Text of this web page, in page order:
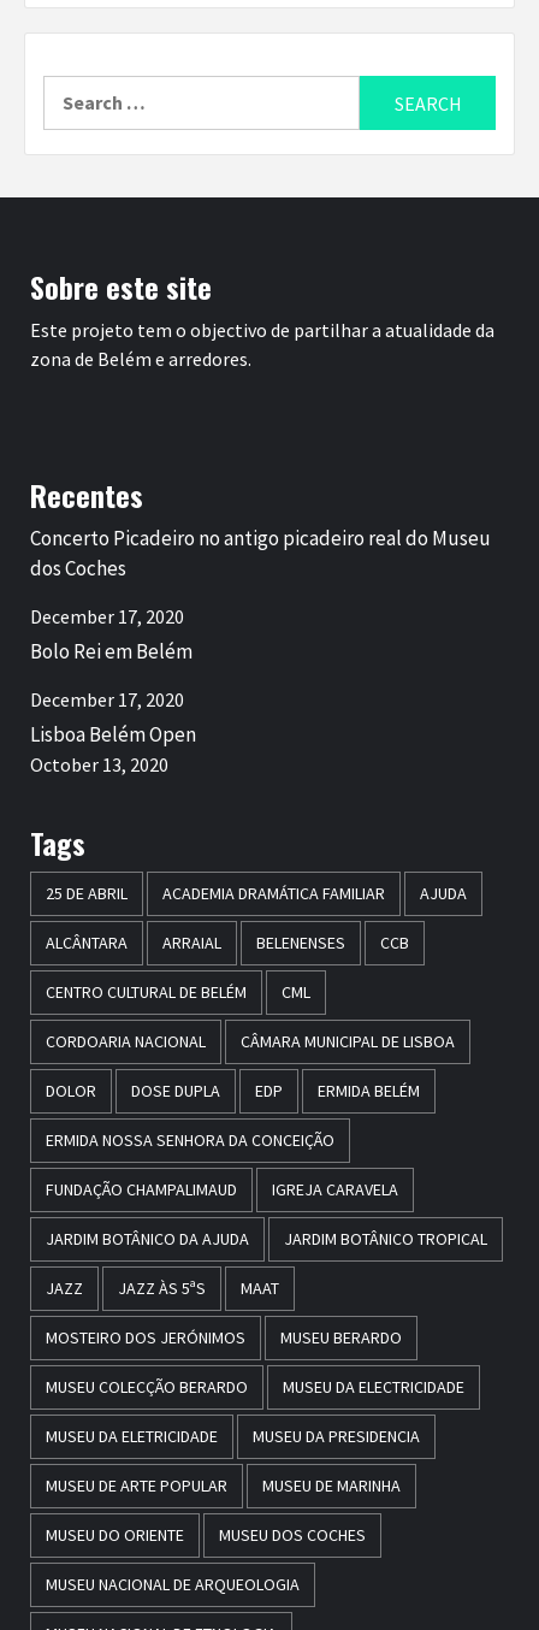
Sobre este site
Este projeto tem o objectivo de partilhar a atualidade da
zona de Belém e arredores.
Recentes
Concerto Picadeiro no antigo picadeiro real do Museu
dos Coches
December 17, 2020
Bolo Rei em Belém
December 17, 2020
Lisboa Belém Open
October 13, 2020
Tags
25 DE ABRIL ACADEMIA DRAMÁTICA FAMILIAR AJUDA
ALCÂNTARA ARRAIAL BELENENSES CCB
CENTRO CULTURAL DE BELÉM CML
CORDOARIA NACIONAL CÂMARA MUNICIPAL DE LISBOA
DOLOR DOSE DUPLA EDP ERMIDA BELÉM
ERMIDA NOSSA SENHORA DA CONCEIÇÃO
FUNDAÇÃO CHAMPALIMAUD IGREJA CARAVELA
JARDIM BOTÂNICO DA AJUDA JARDIM BOTÂNICO TROPICAL
JAZZ JAZZ ÀS 5ªS MAAT
MOSTEIRO DOS JERÓNIMOS MUSEU BERARDO
MUSEU COLECÇÃO BERARDO MUSEU DA ELECTRICIDADE
MUSEU DA ELETRICIDADE MUSEU DA PRESIDENCIA
MUSEU DE ARTE POPULAR MUSEU DE MARINHA
MUSEU DO ORIENTE MUSEU DOS COCHES
MUSEU NACIONAL DE ARQUEOLOGIA